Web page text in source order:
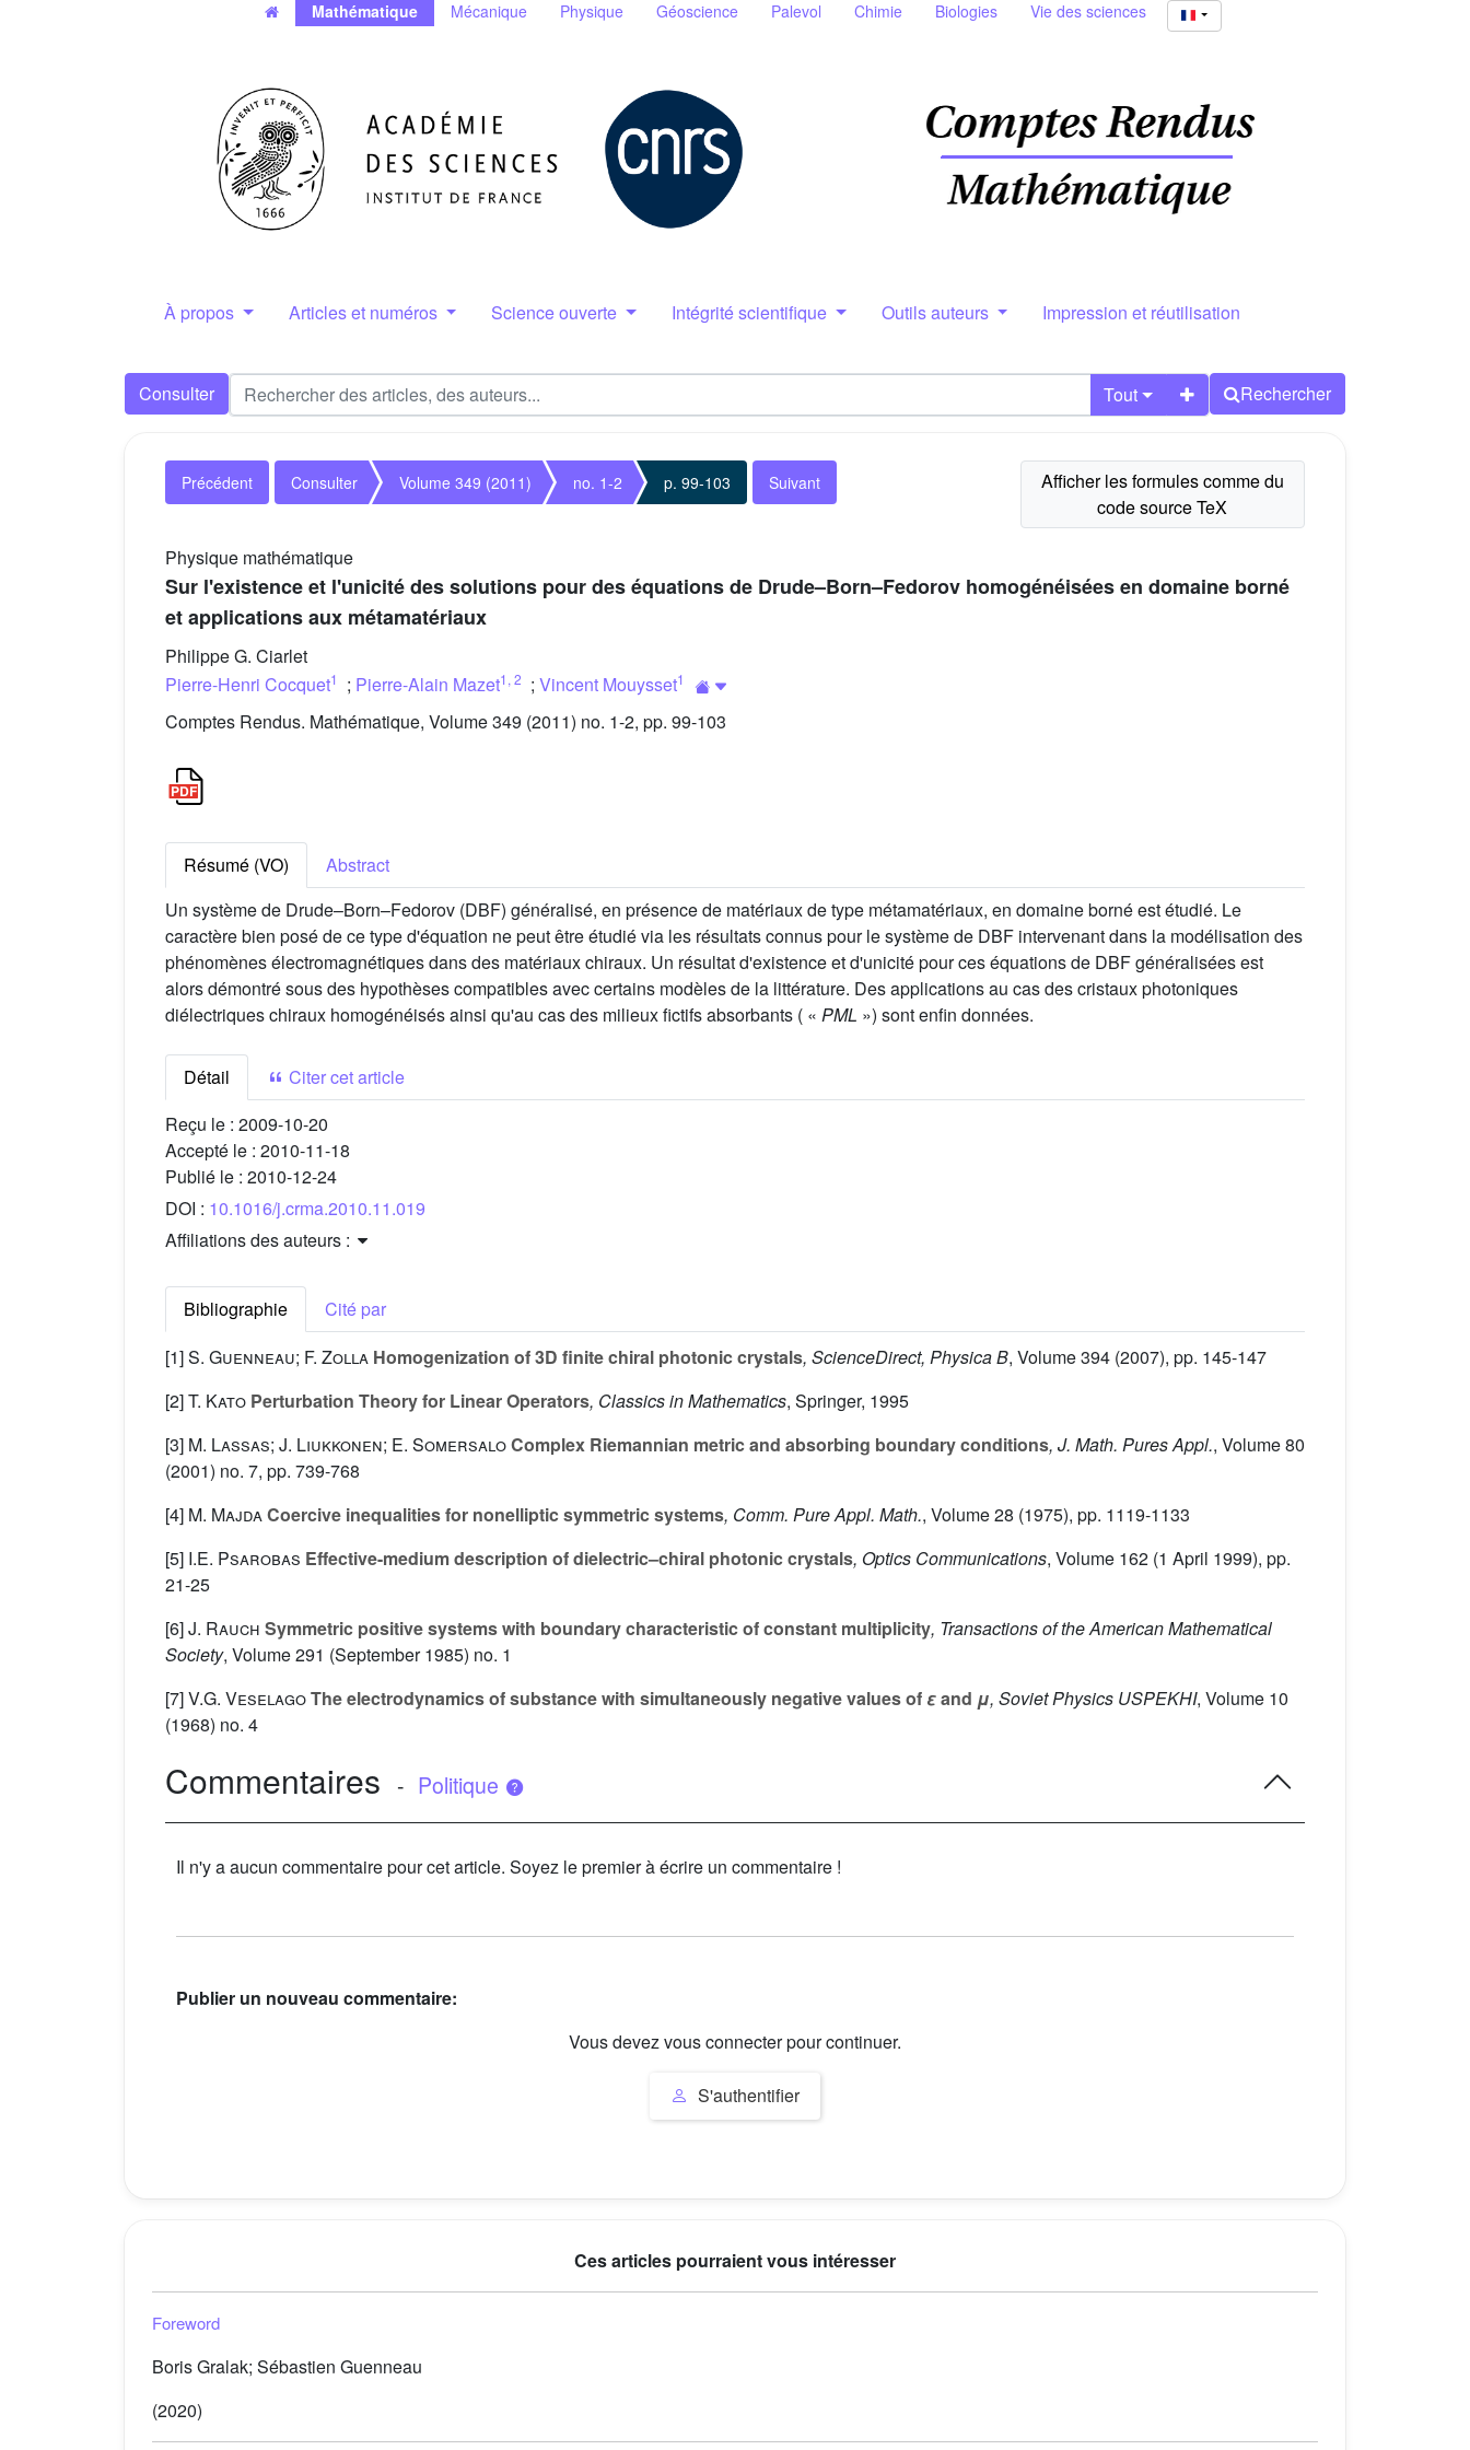
Mathématique Mécanique Physique Géoscience Palevol Chimie Biologies Vie des sciences
À propos Articles et numéros Science ouverte Intégrité scientifique Outils auteurs Impression et réutilisation
Consulter Tout Rechercher
Précédent Consulter Volume 349 (2011) no. 1-2 p. 99-103 Suivant
Physique mathématique
Sur l'existence et l'unicité des solutions pour des équations de Drude–Born–Fedorov homogénéisées en domaine borné
et applications aux métamatériaux
Philippe G. Ciarlet
Pierre-Henri Cocquet1 ; Pierre-Alain Mazet1 , 2 ; Vincent Mouysset1
Comptes Rendus. Mathématique, Volume 349 (2011) no. 1-2, pp. 99-103
Résumé (VO)
Abstract
Un système de Drude–Born–Fedorov (DBF) généralisé, en présence de matériaux de type métamatériaux, en domaine borné est étudié. Le
caractère bien posé de ce type d'équation ne peut être étudié via les résultats connus pour le système de DBF intervenant dans la modélisation des
phénomènes électromagnétiques dans des matériaux chiraux. Un résultat d'existence et d'unicité pour ces équations de DBF généralisées est
alors démontré sous des hypothèses compatibles avec certains modèles de la littérature. Des applications au cas des cristaux photoniques
diélectriques chiraux homogénéisés ainsi qu'au cas des milieux fictifs absorbants ( « PML ») sont enfin données.
Détail
Citer cet article
Reçu le : 2009-10-20
Accepté le : 2010-11-18
Publié le : 2010-12-24
DOI : 10.1016/j.crma.2010.11.019
Affiliations des auteurs :
Bibliographie
Cité par
[1]S. Guenneau; F. Zolla Homogenization of 3D finite chiral photonic crystals, ScienceDirect, Physica B, Volume 394 (2007), pp. 145-147
[2]T. Kato Perturbation Theory for Linear Operators, Classics in Mathematics, Springer, 1995
[3] M. Lassas; J. Liukkonen; E. SomersaloComplex Riemannian metric and absorbing boundary conditions, J. Math. Pures Appl., Volume 80
(2001) no. 7, pp. 739-768
[4] M. MajdaCoercive inequalities for nonelliptic symmetric systems, Comm. Pure Appl. Math., Volume 28 (1975), pp. 1119-1133
[5] I.E. Psarobas Effective-medium description of dielectric–chiral photonic crystals, Optics Communications, Volume 162 (1 April 1999), pp.
21-25
[6]J. Rauch Symmetric positive systems with boundary characteristic of constant multiplicity, Transactions of the American Mathematical
Society, Volume 291 (September 1985) no. 1
[7]V.G. VeselagoThe electrodynamics of substance with simultaneously negative values of εand μ, Soviet Physics USPEKHI, Volume 10
(1968) no. 4
Commentaires - Politique
Il n'y a aucun commentaire pour cet article. Soyez le premier à écrire un commentaire !
Publier un nouveau commentaire:
Vous devez vous connecter pour continuer.
S'authentifier
Ces articles pourraient vous intéresser
Foreword
Boris Gralak; Sébastien Guenneau
(2020)